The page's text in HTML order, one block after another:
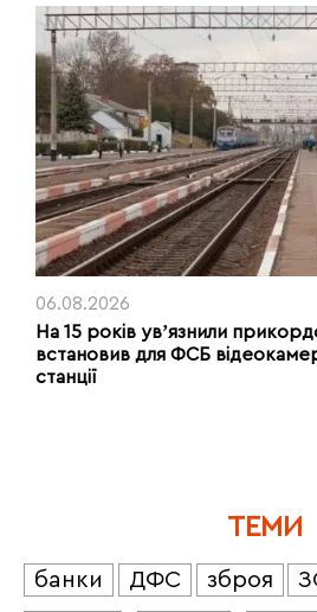
06.08.2026
На 15 років увʼязнили
встановив для ФСБ
станції
ТЕМИ
банки ДФС зброя